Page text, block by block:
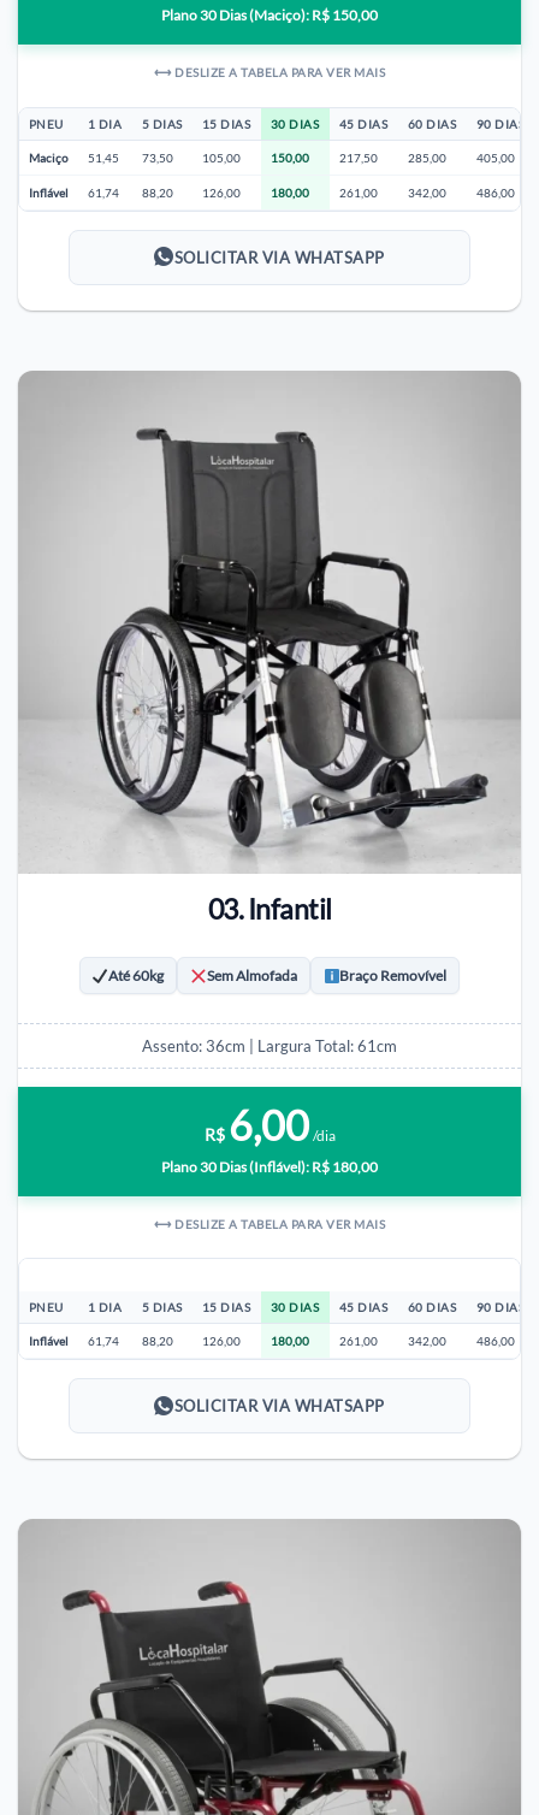
Plano 30 Dias (Maciço): R$ 150,00
⟷ DESLIZE A TABELA PARA VER MAIS
PNEU 1 DIA 5 DIAS 15 DIAS 30 DIAS 45 DIAS 60 DIAS 90 DIAS
Maciço 51,45 73,50 105,00 150,00 217,50 285,00 405,00
Inflável 61,74 88,20 126,00 180,00 261,00 342,00 486,00
SOLICITAR VIA WHATSAPP
03. Infantil
Até 60kg Sem Almofada Braço Removível
Assento: 36cm | Largura Total: 61cm
R$ 6,00 /dia
Plano 30 Dias (Inflável): R$ 180,00
⟷ DESLIZE A TABELA PARA VER MAIS
PNEU 1 DIA 5 DIAS 15 DIAS 30 DIAS 45 DIAS 60 DIAS 90 DIAS
Inflável 61,74 88,20 126,00 180,00 261,00 342,00 486,00
SOLICITAR VIA WHATSAPP